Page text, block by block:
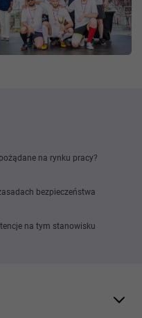
na rynku pracy?
bezpieczeństwa
na tym stanowisku